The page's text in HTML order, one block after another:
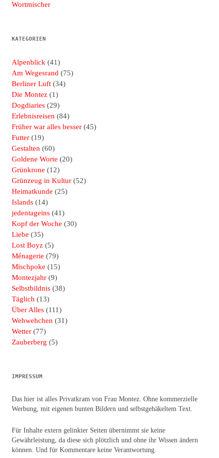
Wortmischer
KATEGORIEN
Alpenblick (41)
Am Wegesrand (75)
Berliner Luft (34)
Die Montez (1)
Dogdiaries (29)
Erlebnisreisen (84)
Früher war alles besser (45)
Futter (19)
Gestalten (60)
Goldene Worte (20)
Grünkrone (12)
Grünzeug in Kultur (52)
Heimatkunde (25)
Islands (14)
jedentageins (41)
Kopf der Woche (30)
Liebe (35)
Lost Boyz (5)
Ménagerie (79)
Mischpoke (15)
Montezjahr (9)
Selbstbildnis (38)
Täglich (13)
Über Alles (111)
Wehwehchen (31)
Wetter (77)
Zauberberg (5)
IMPRESSUM
Das hier ist alles Privatkram von Frau Montez. Ohne kommerzielle
Werbung, mit eigenen bunten Bildern und selbstgehäkeltem Text.
Für Inhalte extern gelinkter Seiten übernimmt sie keine
Gewährleistung, da diese sich plötzlich und ohne ihr Wissen ändern
können. Und für Kommentare keine Verantwortung.